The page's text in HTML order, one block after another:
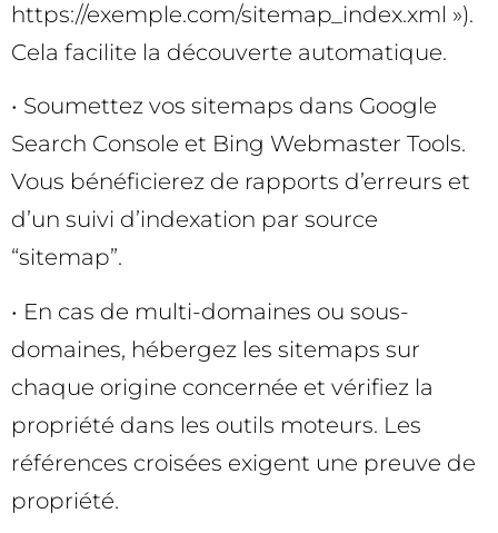
https://exemple.com/sitemap_index.xml »).
Cela facilite la découverte automatique.
• Soumettez vos sitemaps dans Google
Search Console et Bing Webmaster Tools.
Vous bénéficierez de rapports d’erreurs et
d’un suivi d’indexation par source
“sitemap”.
• En cas de multi-domaines ou sous-
domaines, hébergez les sitemaps sur
chaque origine concernée et vérifiez la
propriété dans les outils moteurs. Les
références croisées exigent une preuve de
propriété.